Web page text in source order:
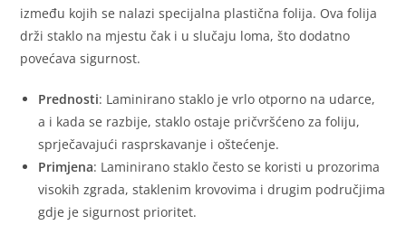
između kojih se nalazi specijalna plastična folija. Ova folija
drži staklo na mjestu čak i u slučaju loma, što dodatno
povećava sigurnost.
Prednosti: Laminirano staklo je vrlo otporno na udarce,
a i kada se razbije, staklo ostaje pričvršćeno za foliju,
sprječavajući rasprskavanje i oštećenje.
Primjena: Laminirano staklo često se koristi u prozorima
visokih zgrada, staklenim krovovima i drugim područjima
gdje je sigurnost prioritet.